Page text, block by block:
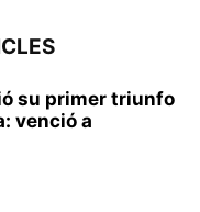
su primer triunfo
venció a